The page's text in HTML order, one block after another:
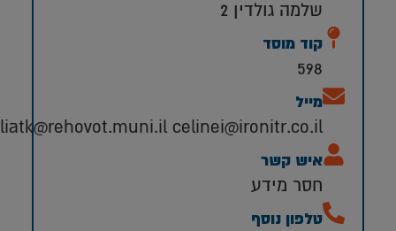
שלמה גולדין 2
קוד מוסד
598
מייל
liatk@rehovot.muni.il celinei@ironitr.co.il
איש קשר
חסר מידע
טלפון נוסף